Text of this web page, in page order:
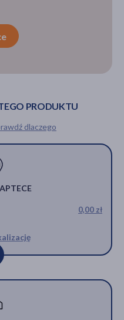
PRODUKTU
dlaczego
0,00 zł